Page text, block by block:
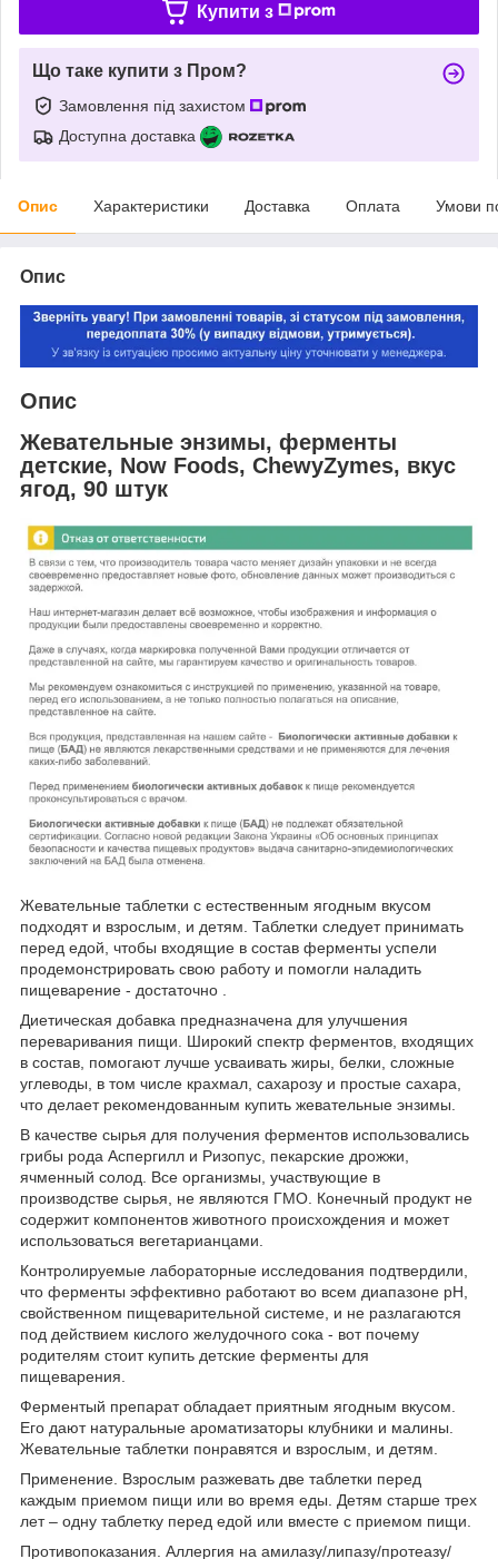
Купити з
Що таке купити з Пром?
Замовлення під захистом
Доступна доставка
Опис Характеристики Доставка Оплата Умови
Опис
Опис
Жевательные энзимы, ферменты
детские, Now Foods, ChewyZymes, вкус
ягод, 90 штук
Жевательные таблетки с естественным ягодным вкусом
подходят и взрослым, и детям. Таблетки следует принимать
перед едой, чтобы входящие в состав ферменты успели
продемонстрировать свою работу и помогли наладить
пищеварение - достаточно .
Диетическая добавка предназначена для улучшения
переваривания пищи. Широкий спектр ферментов, входящих
в состав, помогают лучше усваивать жиры, белки, сложные
углеводы, в том числе крахмал, сахарозу и простые сахара,
что делает рекомендованным купить жевательные энзимы
В качестве сырья для получения ферментов использовались
грибы рода Аспергилл и Ризопус, пекарские дрожжи,
ячменный солод. Все организмы, участвующие в
производстве сырья, не являются ГМО. Конечный продукт не
содержит компонентов животного происхождения и может
использоваться вегетарианцами.
Контролируемые лабораторные исследования подтвердили,
что ферменты эффективно работают во всем диапазоне рН,
свойственном пищеварительной системе, и не разлагаются
под действием кислого желудочного сока - вот почему
родителям стоит купить детские ферменты для
пищеварения
Ферментый препарат обладает приятным ягодным вкусом.
Его дают натуральные ароматизаторы клубники и малины.
Жевательные таблетки понравятся и взрослым, и детям.
Применение. Взрослым разжевать две таблетки перед
каждым приемом пищи или во время еды. Детям старше трех
лет – одну таблетку перед едой или вместе с приемом пищи.
Противопоказания. Аллергия на амилазу/липазу/протеазу/